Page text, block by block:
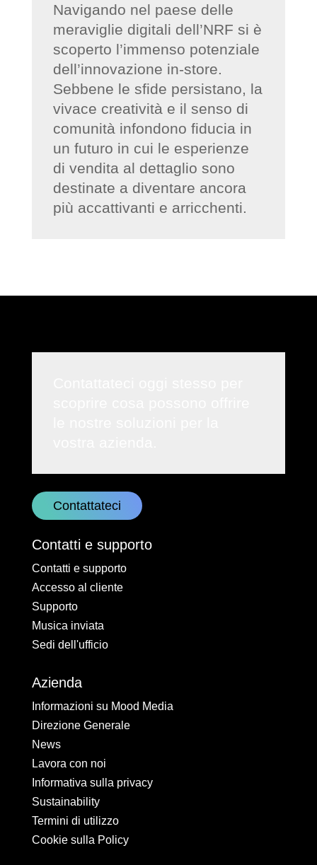
Navigando nel paese delle
meraviglie digitali dell’NRF si è
scoperto l’immenso potenziale
dell’innovazione in-store.
Sebbene le sfide persistano, la
vivace creatività e il senso di
comunità infondono fiducia in
un futuro in cui le esperienze
di vendita al dettaglio sono
destinate a diventare ancora
più accattivanti e arricchenti.
Contattateci
Contatti e supporto
Contatti e supporto
Accesso al cliente
Supporto
Musica inviata
Sedi dell'ufficio
Azienda
Informazioni su Mood Media
Direzione Generale
News
Lavora con noi
Informativa sulla privacy
Sustainability
Termini di utilizzo
Cookie sulla Policy